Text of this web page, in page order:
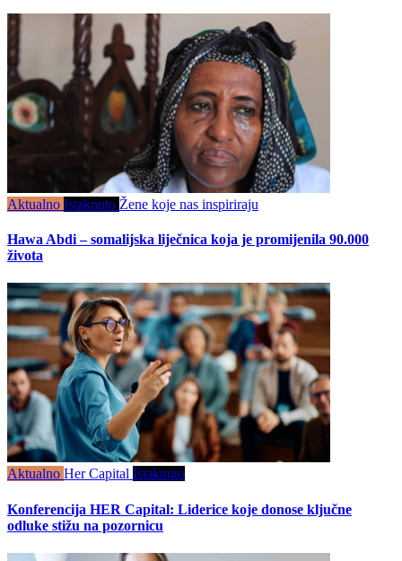
Aktualno Istaknuto Žene koje nas inspiriraju
Hawa Abdi – somalijska liječnica koja je promijenila 90.000
života
Aktualno Her Capital Istaknuto
Konferencija HER Capital: Liderice koje donose ključne
odluke stižu na pozornicu